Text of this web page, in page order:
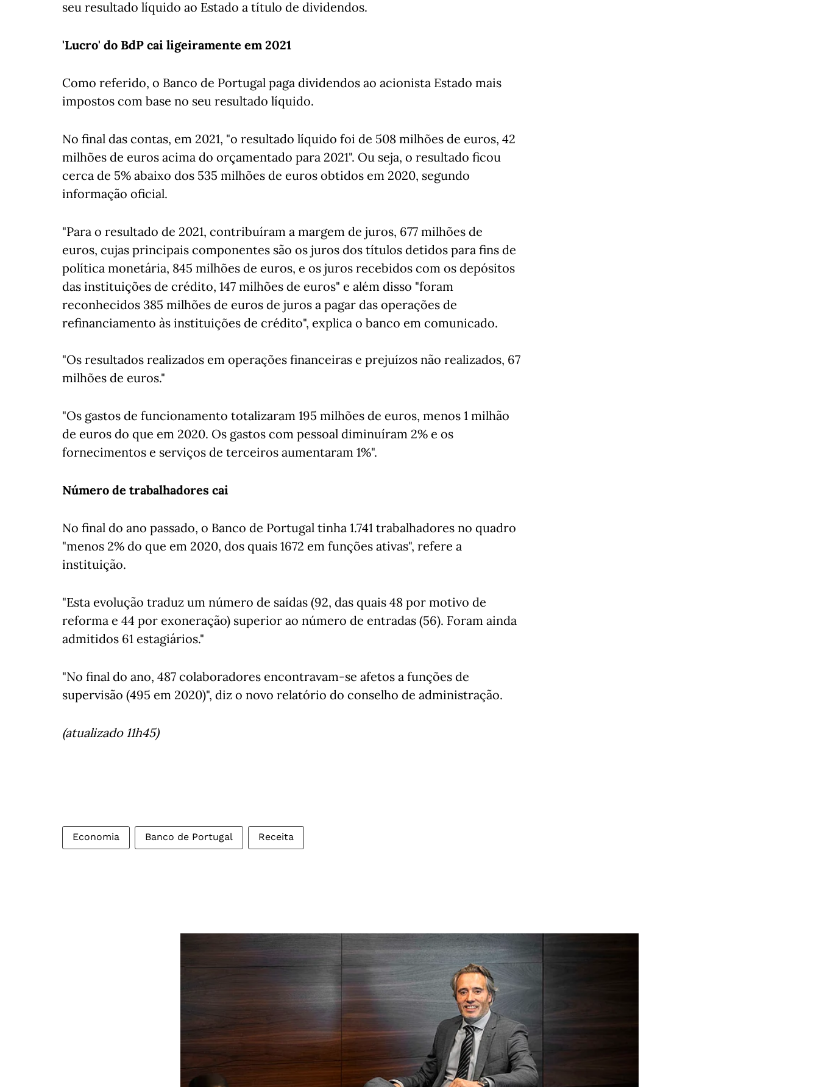
seu resultado líquido ao Estado a título de dividendos.
'Lucro' do BdP cai ligeiramente em 2021
Como referido, o Banco de Portugal paga dividendos ao acionista Estado mais
impostos com base no seu resultado líquido.
No final das contas, em 2021, "o resultado líquido foi de 508 milhões de euros, 42
milhões de euros acima do orçamentado para 2021". Ou seja, o resultado ficou
cerca de 5% abaixo dos 535 milhões de euros obtidos em 2020, segundo
informação oficial.
"Para o resultado de 2021, contribuíram a margem de juros, 677 milhões de
euros, cujas principais componentes são os juros dos títulos detidos para fins de
política monetária, 845 milhões de euros, e os juros recebidos com os depósitos
das instituições de crédito, 147 milhões de euros" e além disso "foram
reconhecidos 385 milhões de euros de juros a pagar das operações de
refinanciamento às instituições de crédito", explica o banco em comunicado.
"Os resultados realizados em operações financeiras e prejuízos não realizados, 67
milhões de euros."
"Os gastos de funcionamento totalizaram 195 milhões de euros, menos 1 milhão
de euros do que em 2020. Os gastos com pessoal diminuíram 2% e os
fornecimentos e serviços de terceiros aumentaram 1%".
Número de trabalhadores cai
No final do ano passado, o Banco de Portugal tinha 1.741 trabalhadores no quadro
"menos 2% do que em 2020, dos quais 1672 em funções ativas", refere a
instituição.
"Esta evolução traduz um número de saídas (92, das quais 48 por motivo de
reforma e 44 por exoneração) superior ao número de entradas (56). Foram ainda
admitidos 61 estagiários."
"No final do ano, 487 colaboradores encontravam-se afetos a funções de
supervisão (495 em 2020)", diz o novo relatório do conselho de administração.
(atualizado 11h45)
Economia Banco de Portugal Receita